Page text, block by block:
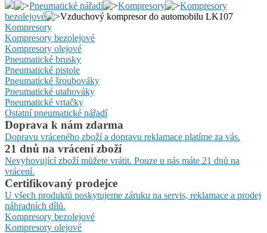
Pneumatické nářadí Kompresory
Kompresory
bezolejové
Vzduchový kompresor do automobilu LK107
Kompresory
Kompresory bezolejové
Kompresory olejové
Pneumatické brusky
Pneumatické pistole
Pneumatické šroubováky
Pneumatické utahováky
Pneumatické vrtačky
Ostatní pneumatické nářadí
Doprava k nám zdarma
Dopravu vráceného zboží a dopravu reklamace platíme za vás.
21 dnů na vrácení zboží
Nevyhovující zboží můžete vrátit. Pouze u nás máte 21 dnů na
vrácení.
Certifikovaný prodejce
U všech produktů poskytujeme záruku na servis, reklamace a prodej
náhradních dílů.
Kompresory bezolejové
Kompresory olejové